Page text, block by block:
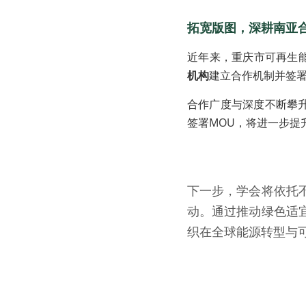
拓宽版图，深耕南亚
近年来，重庆市可再生
机构建立合作机制并签
合作广度与深度不断攀
签署MOU，将进一步提
下一步，学会将依托
动。通过推动绿色适
织在全球能源转型与